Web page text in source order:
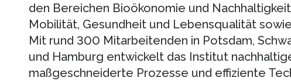
den Bereichen Bioökonomie und
Mobilität, Gesundheit und Lebensqualität
Mit rund 300 Mitarbeitenden in Potsdam,
und Hamburg entwickelt das Institut
maßgeschneiderte Prozesse und effiziente